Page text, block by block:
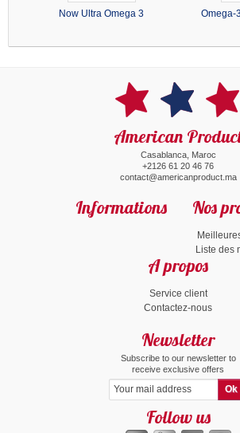
Now Ultra Omega 3 Omega-
American
Casablanca, Maroc
+2126 61 20 46 76
contact@americanproduct.ma
Informations Nos
Liste des
A propos
Service client
Contactez-nous
Newsletter
Subscribe to our newsletter to
receive exclusive offers
Follow us